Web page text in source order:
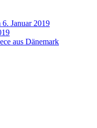
Januar 2019
aus Dänemark